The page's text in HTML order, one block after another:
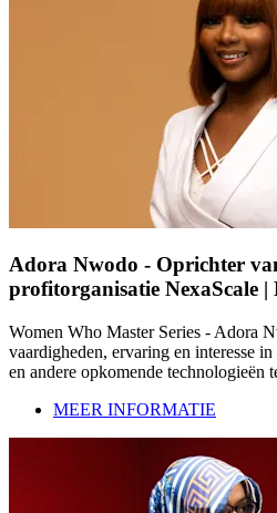
Adora Nwodo - Oprichter
profitorganisatie NexaScale
Women Who Master Series - Adora
vaardigheden, ervaring en interesse
en andere opkomende technologieën
MEER INFORMATIE